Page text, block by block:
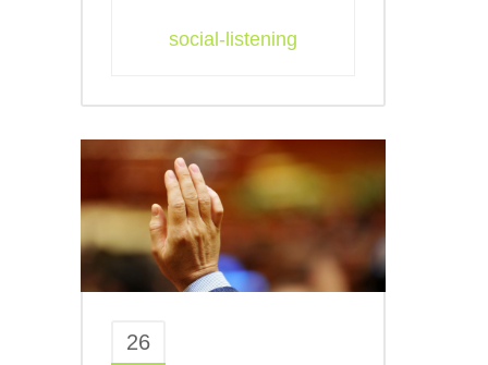
social-listening
26